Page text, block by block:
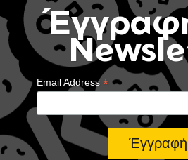
Email Address*